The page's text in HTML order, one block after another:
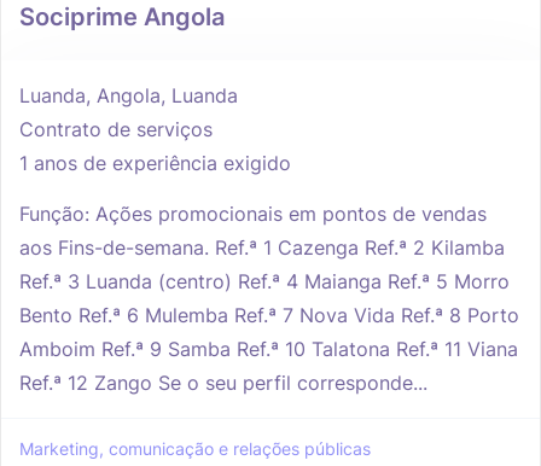
Sociprime Angola
Luanda, Angola, Luanda
Contrato de serviços
1 anos de experiência exigido
Função: Ações promocionais em pontos de vendas
aos Fins-de-semana. Ref.ª 1 Cazenga Ref.ª 2 Kilamba
Ref.ª 3 Luanda (centro) Ref.ª 4 Maianga Ref.ª 5 Morro
Bento Ref.ª 6 Mulemba Ref.ª 7 Nova Vida Ref.ª 8 Porto
Amboim Ref.ª 9 Samba Ref.ª 10 Talatona Ref.ª 11 Viana
Ref.ª 12 Zango Se o seu perfil corresponde...
Marketing, comunicação e relações públicas